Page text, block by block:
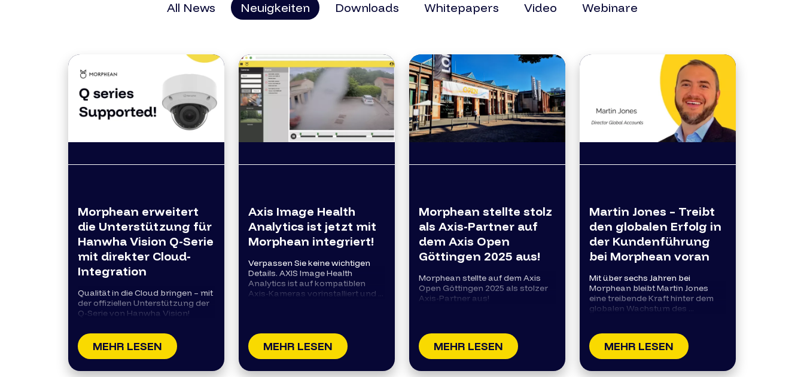
All News Neuigkeiten Downloads Whitepapers Video Webinare
Morphean erweitert
die Unterstützung für
Hanwha Vision Q-Serie
mit direkter Cloud-
Integration
Qualität in die Cloud bringen – mit
der offiziellen Unterstützung der
Q-Serie von Hanwha Vision!
MEHR LESEN
Axis Image Health
Analytics ist jetzt mit
Morphean integriert!
Verpassen Sie keine wichtigen
Details. AXIS Image Health
Analytics ist auf kompatiblen
Axis-Kameras vorinstalliert und ...
MEHR LESEN
Morphean stellte stolz
als Axis-Partner auf
dem Axis Open
Göttingen 2025 aus!
Morphean stellte auf dem Axis
Open Göttingen 2025 als stolzer
Axis-Partner aus!
MEHR LESEN
Martin Jones – Treibt
den globalen Erfolg in
der Kundenführung
bei Morphean voran
Mit über sechs Jahren bei
Morphean bleibt Martin Jones
eine treibende Kraft hinter dem
globalen Wachstum des ...
MEHR LESEN